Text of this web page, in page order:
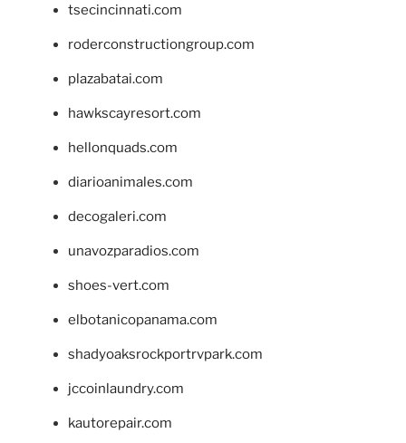
tsecincinnati.com
roderconstructiongroup.com
plazabatai.com
hawkscayresort.com
hellonquads.com
diarioanimales.com
decogaleri.com
unavozparadios.com
shoes-vert.com
elbotanicopanama.com
shadyoaksrockportrvpark.com
jccoinlaundry.com
kautorepair.com